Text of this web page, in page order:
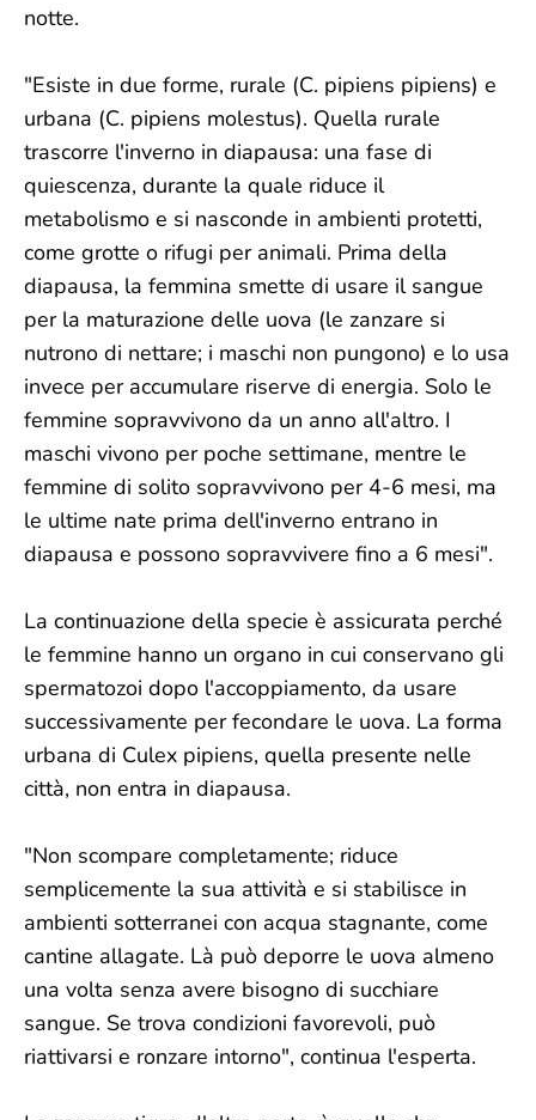
notte.
"Esiste in due forme, rurale (C. pipiens pipiens) e
urbana (C. pipiens molestus). Quella rurale
trascorre l'inverno in diapausa: una fase di
quiescenza, durante la quale riduce il
metabolismo e si nasconde in ambienti protetti,
come grotte o rifugi per animali. Prima della
diapausa, la femmina smette di usare il sangue
per la maturazione delle uova (le zanzare si
nutrono di nettare; i maschi non pungono) e lo usa
invece per accumulare riserve di energia. Solo le
femmine sopravvivono da un anno all'altro. I
maschi vivono per poche settimane, mentre le
femmine di solito sopravvivono per 4-6 mesi, ma
le ultime nate prima dell'inverno entrano in
diapausa e possono sopravvivere fino a 6 mesi".
La continuazione della specie è assicurata perché
le femmine hanno un organo in cui conservano gli
spermatozoi dopo l'accoppiamento, da usare
successivamente per fecondare le uova. La forma
urbana di Culex pipiens, quella presente nelle
città, non entra in diapausa.
"Non scompare completamente; riduce
semplicemente la sua attività e si stabilisce in
ambienti sotterranei con acqua stagnante, come
cantine allagate. Là può deporre le uova almeno
una volta senza avere bisogno di succhiare
sangue. Se trova condizioni favorevoli, può
riattivarsi e ronzare intorno", continua l'esperta.